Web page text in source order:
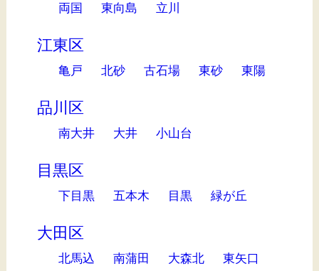
両国 東向島 立川
江東区
亀戸 北砂 古石場 東砂 東陽
品川区
南大井 大井 小山台
目黒区
下目黒 五本木 目黒 緑が丘
大田区
北馬込 南蒲田 大森北 東矢口